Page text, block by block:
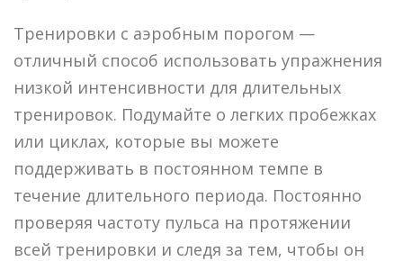
Тренировки с аэробным порогом —
отличный способ использовать упражнения
низкой интенсивности для длительных
тренировок. Подумайте о легких пробежках
или циклах, которые вы можете
поддерживать в постоянном темпе в
течение длительного периода. Постоянно
проверяя частоту пульса на протяжении
всей тренировки и следя за тем, чтобы он